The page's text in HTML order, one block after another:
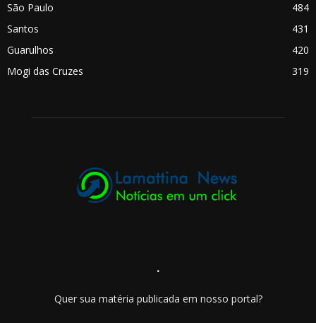
São Paulo
484
Santos
431
Guarulhos
420
Mogi das Cruzes
319
.
Quer sua matéria publicada em nosso portal?